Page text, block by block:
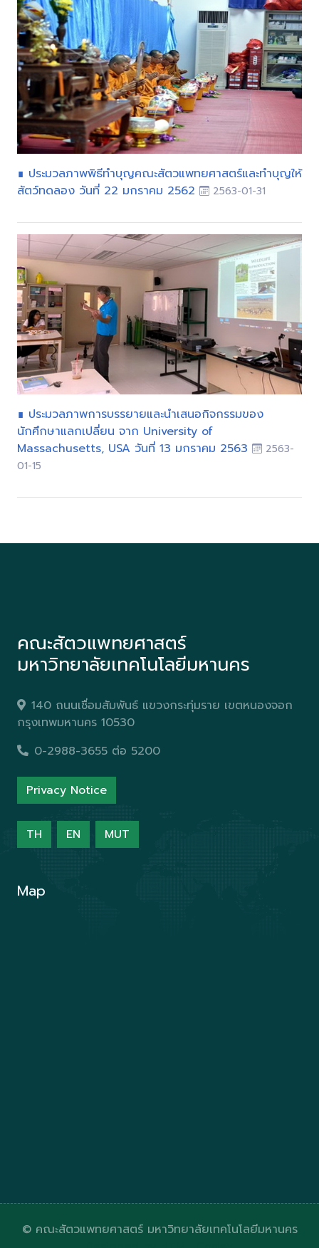
∎ ประมวลภาพพิธีทำบุญคณะสัตวแพทยศาสตร์และทำบุญให้
สัตว์ทดลอง วันที่ 22 มกราคม 2562
2563-01-31
∎ ประมวลภาพการบรรยายและนำเสนอกิจกรรมของ
นักศึกษาแลกเปลี่ยน จาก University of
Massachusetts, USA วันที่ 13 มกราคม 2563
2563-
01-15
คณะสัตวแพทยศาสตร์
มหาวิทยาลัยเทคโนโลยีมหานคร
140 ถนนเชื่อมสัมพันธ์ แขวงกระทุ่มราย เขตหนองจอก
กรุงเทพมหานคร 10530
0-2988-3655 ต่อ 5200
Privacy Notice
TH EN MUT
Map
© คณะสัตวแพทยศาสตร์ มหาวิทยาลัยเทคโนโลยีมหานคร